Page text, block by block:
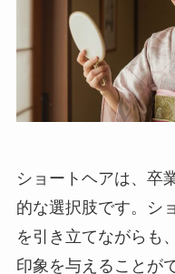
ショートヘアは、卒
的な選択肢です。シ
を引き立てながらも
印象を与えることが